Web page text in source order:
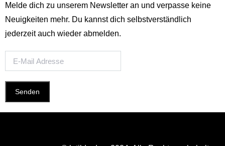
Melde dich zu unserem Newsletter an und verpasse keine
Neuigkeiten mehr. Du kannst dich selbstverständlich
jederzeit auch wieder abmelden.